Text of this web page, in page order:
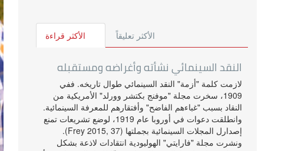
الأكثر قراءة الأكثر تعليقاً
النقد السينمائي نشأته وأغراضه ومستقبله
لازمت كلمة "أزمة" النقد السينمائي طوال تاريخه. ففي
1909، سخرت مجلة "موفنج بكتشر وورلد" الأمريكية من
النقاد بسبب "غباءهم الفاضح" وأفتقارهم للمعرفة السينمائية.
وانطلقت دعوات في أوروبا عام 1919، لوضع تشريعات تمنع
إصدارل المجلات السينمائية بجملتها (Frey 2015, 37).
ونشرت مجلة "فارايتي" الهوليودية انتقادات لاذعة بشكل